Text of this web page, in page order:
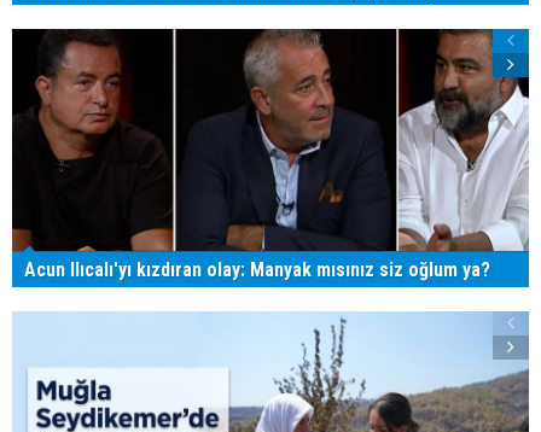
Acun Ilıcalı'yı kızdıran olay: Manyak mısınız siz oğlum ya?